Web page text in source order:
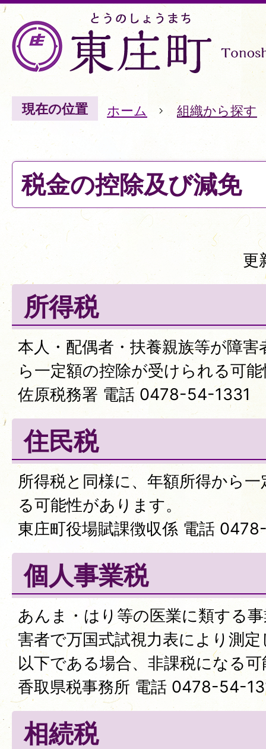
現在の位置 ホーム 組織から探す
税金の控除及び減免
更
所得税
本人・配偶者・扶養親族等が障
ら一定額の控除が受けられる可
佐原税務署 電話 0478-54-1331
住民税
所得税と同様に、年額所得から
る可能性があります。
東庄町役場賦課徴収係 電話
個人事業税
あんま・はり等の医業に類する
害者で万国式試視力表により測
以下である場合、非課税になる
香取県税事務所 電話 0478-54-
相続税